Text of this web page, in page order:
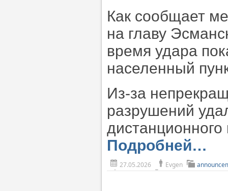
Как сообщает
на главу
время удара
населенный
Из-за
разрушений
Подробней…
27.05.2026 Evgen